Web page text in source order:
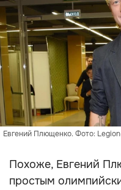
Евгений Плющенко. Фото:
Похоже, Евгений
простым